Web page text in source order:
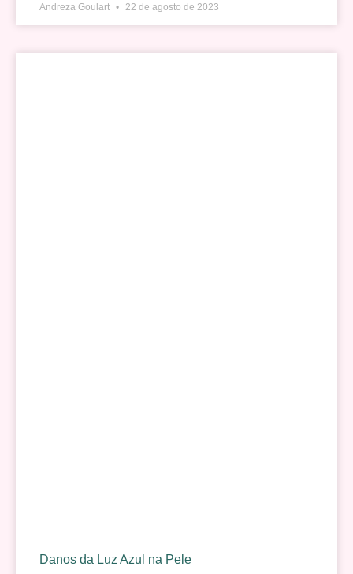
Andreza Goulart 22 de agosto de 2023
Danos da Luz Azul na Pele